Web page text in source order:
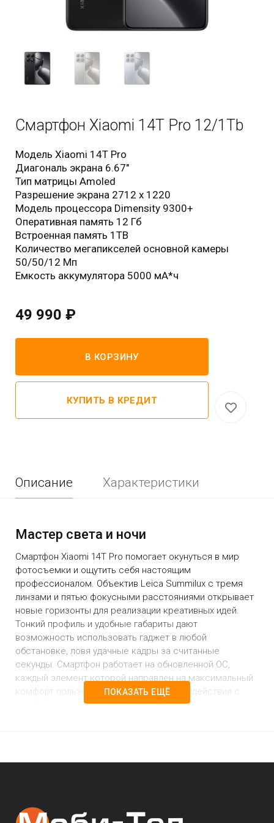
Моби-Тел Сервис (+7 978 605 87 57)
+7 978 555 87 57
Смартфон Xiaomi 14T Pro 12/1Tb
Модель Xiaomi 14T Pro
Диагональ экрана 6.67"
Тип матрицы Amoled
Разрешение экрана 2712 х 1220
Модель процессора Dimensity 9300+
Оперативная память 12 Гб
Встроенная память 1TB
Количество мегапикселей основной камеры
50/50/12 Мп
Емкость аккумулятора 5000 мА*ч
49 990 ₽
В КОРЗИНУ
КУПИТЬ В КРЕДИТ
Описание Характеристики
Мастер света и ночи
Смартфон Xiaomi 14T Pro помогает окунуться в мир
фотосъемки и ощутить себя настоящим
профессионалом. Объектив Leica Summilux с тремя
линзами и пятью фокусными расстояниями открывает
новые горизонты для реализации креативных идей.
Тонкий профиль и удобные габариты дают
возможность использовать гаджет в любой
обстановке, ловя удачные кадры за считанные
секунды. Смартфон работает на обновленной ОС,
каждый элемент которой направлен на максимальный
комфорт пользователя во время взаимодействия с
ПОКАЗАТЬ ЕЩЁ